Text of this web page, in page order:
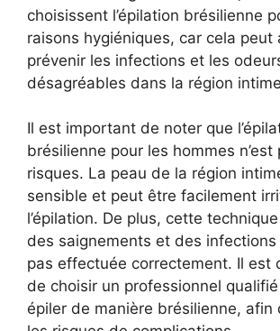
choisissent l’épilation brésilienne
raisons hygiéniques, car cela peut
prévenir les infections et les
désagréables dans la région
Il est important de noter que
brésilienne pour les hommes n’est
risques. La peau de la région
sensible et peut être facilement
l’épilation. De plus, cette
des saignements et des infections
pas effectuée correctement. Il est
de choisir un professionnel
épiler de manière brésilienne, afin